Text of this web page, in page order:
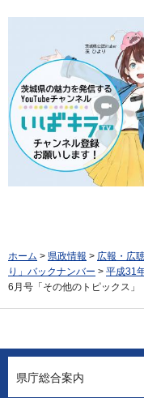
ホーム > 県政情報 > 広報・広
り」バックナンバー > 平成31
6月号「その他のトピックス」
県庁総合案内